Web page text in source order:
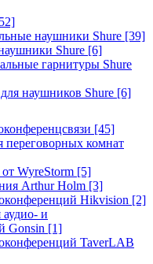
наушники Shure [39]
Shure [6]
гарнитуры Shure
наушников Shure [6]
[45]
переговорных комнат
WyreStorm [5]
Arthur Holm [3]
Hikvision [2]
и
Gonsin [1]
TaverLAB